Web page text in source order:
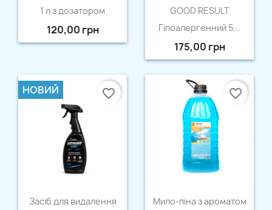
1 л з дозатором
120,00 грн
GOOD RESULT
Гіпоалергенний 5...
175,00 грн
Швидкий перегляд
Засіб для видалення
НОВИЙ favorite_border
 Швидкий перегляд
Мило-піна з ароматом
favorite_border